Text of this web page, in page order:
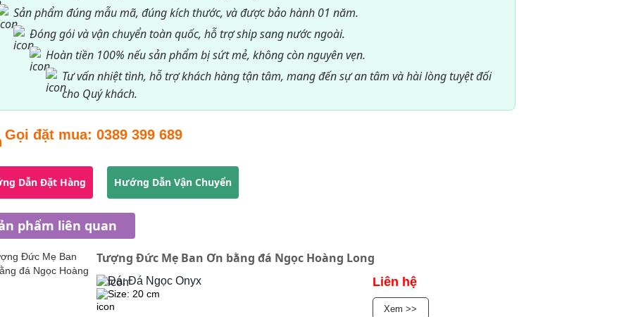
Sản phẩm đúng mẫu mã, đúng kích thước, và được bảo hành 01 năm.
Đóng gói và vận chuyển toàn quốc, hỗ trợ ship sang nước ngoài.
Hoàn tiền 100% nếu sản phẩm bị sứt mẻ, không còn nguyên vẹn.
Tư vấn nhiệt tình, hỗ trợ khách hàng tận tâm, mang đến sự an tâm và hài lòng tuyệt đối
cho Quý khách.
Gọi đặt mua: 0389 399 689
Dẫn Đặt Hàng Hướng Dẫn Vận Chuyển
phẩm liên quan
Tượng Đức Mẹ Ban Ơn bằng đá Ngọc Hoàng Long
Đá: Đá Ngọc Onyx
Size: 20 cm
Liên hệ
Xem >>